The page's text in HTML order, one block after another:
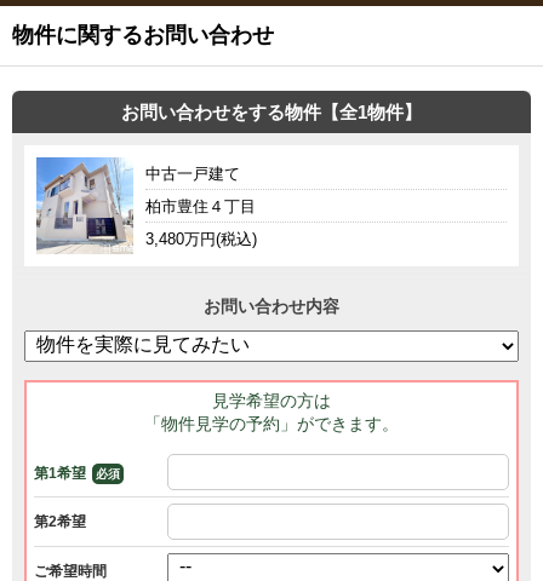
物件に関するお問い合わせ
お問い合わせをする物件【全1物件】
中古一戸建て
柏市豊住４丁目
3,480万円(税込)
お問い合わせ内容
見学希望の方は
「物件見学の予約」ができます。
第1希望 必須
第2希望
ご希望時間